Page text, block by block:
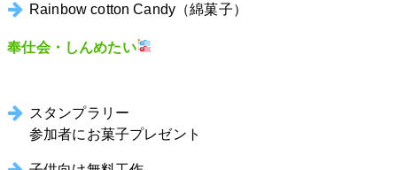
Rainbow cotton Candy（綿菓子）
奉仕会・しんめたい
スタンプラリー
参加者にお菓子プレゼント